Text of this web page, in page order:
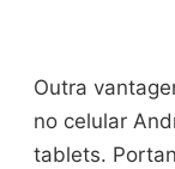
Outra
no celular
tablets.